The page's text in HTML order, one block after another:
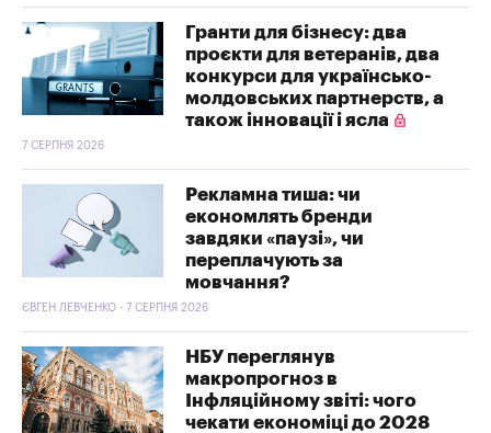
Гранти для бізнесу: два
проєкти для ветеранів, два
конкурси для українсько-
молдовських партнерств, а
також інновації і ясла
7 СЕРПНЯ 2026
Рекламна тиша: чи
економлять бренди
завдяки «паузі», чи
переплачують за
мовчання?
ЄВГЕН ЛЕВЧЕНКО - 7 СЕРПНЯ 2026
НБУ переглянув
макропрогноз в
Інфляційному звіті: чого
чекати економіці до 2028